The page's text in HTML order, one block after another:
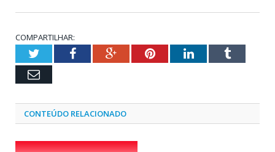
COMPARTILHAR:
TwitterFacebookGoogle+PinterestLinkedInTumblr
Email
CONTEÚDO RELACIONADO